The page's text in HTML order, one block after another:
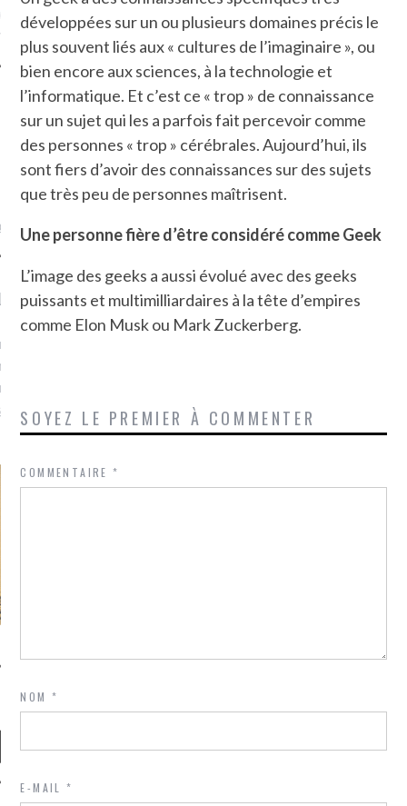
sur
la-femme-qui-
MOI SUR
TWITTER
@Isa_Monrozier
ARCACHON
je t'aime, my little bassin
comment ? "
je ne parle presque que
développées sur un ou plusieurs domaines précis le
plus souvent liés aux « cultures de l’imaginaire », ou
bien encore aux sciences, à la technologie et
l’informatique. Et c’est ce « trop » de connaissance
sur un sujet qui les a parfois fait percevoir comme
des personnes « trop » cérébrales. Aujourd’hui, ils
sont fiers d’avoir des connaissances sur des sujets
que très peu de personnes maîtrisent.
Une personne fière d’être considéré comme Geek
L’image des geeks a aussi évolué avec des geeks
puissants et multimilliardaires à la tête d’empires
comme Elon Musk ou Mark Zuckerberg.
SOYEZ LE PREMIER À COMMENTER
COMMENTAIRE*
NOM*
E-MAIL*